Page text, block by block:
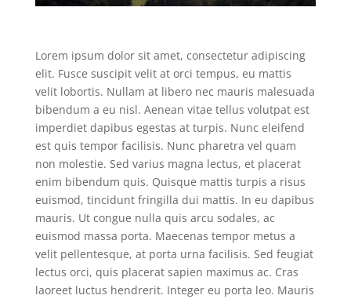
Lorem ipsum dolor sit amet, consectetur adipiscing
elit. Fusce suscipit velit at orci tempus, eu mattis
velit lobortis. Nullam at libero nec mauris malesuada
bibendum a eu nisl. Aenean vitae tellus volutpat est
imperdiet dapibus egestas at turpis. Nunc eleifend
est quis tempor facilisis. Nunc pharetra vel quam
non molestie. Sed varius magna lectus, et placerat
enim bibendum quis. Quisque mattis turpis a risus
euismod, tincidunt fringilla dui mattis. In eu dapibus
mauris. Ut congue nulla quis arcu sodales, ac
euismod massa porta. Maecenas tempor metus a
velit pellentesque, at porta urna facilisis. Sed feugiat
lectus orci, quis placerat sapien maximus ac. Cras
laoreet luctus hendrerit. Integer eu porta leo. Mauris